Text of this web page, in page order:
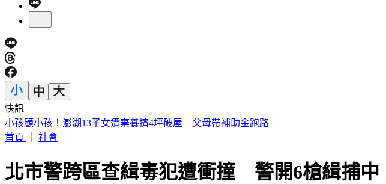
快訊
公務員赴陸探親「要交親友名單」惹議！陸委會回應
首頁
社會
北市警跨區查緝毒犯遭衝撞 警開6槍緝捕中